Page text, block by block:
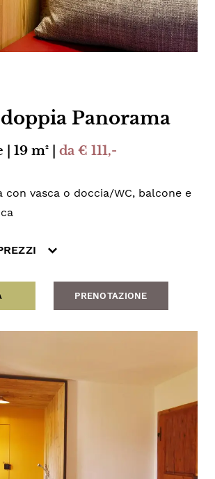
Panorama
19 m² | da € 111,-
con vasca o doccia/WC, balcone e
PRENOTAZIONE